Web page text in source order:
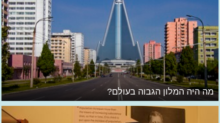
מה היה המלון הגבוה בעולם?